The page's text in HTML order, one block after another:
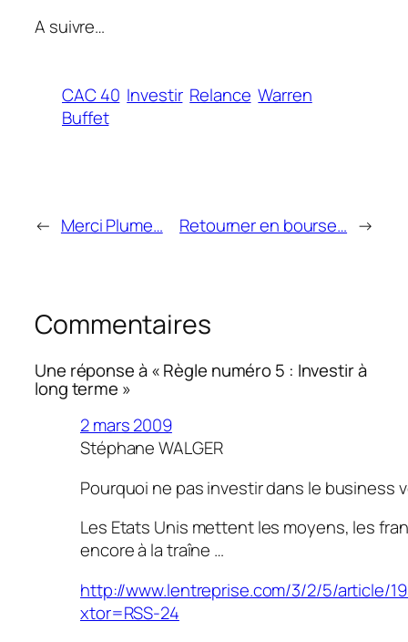
A suivre…
CAC 40 Investir Relance Warren
Buffet
← Merci Plume… Retourner en bourse… →
Commentaires
Une réponse à « Règle numéro 5 : Investir à
long terme »
2 mars 2009
Stéphane WALGER
Pourquoi ne pas investir dans le business
Les Etats Unis mettent les moyens, les
encore à la traîne …
http://www.lentreprise.com/3/2/5/article/
xtor=RSS-24